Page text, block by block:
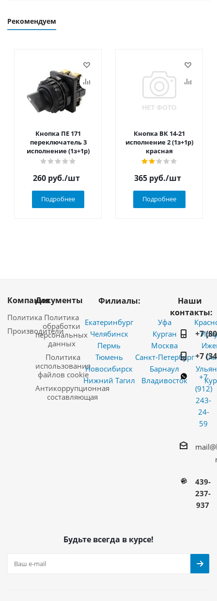
Рекомендуем
Кнопка ПЕ 171
переключатель 3
исполнение (1з+1р)
260 руб./шт
Подробнее
Кнопка ВК 14-21
исполнение 2 (1з+1р)
красная
365 руб./шт
Подробнее
Компания
Политика
Производители
Документы
Политика
обработки
персональных
данных
Политика
использования
файлов cookie
Антикоррупционная
составляющая
Филиалы:
Екатеринбург
Челябинск
Пермь
Тюмень
Новосибирск
Нижний Тагил
Уфа
Курган
Москва
Санкт-Петербург
Барнаул
Владивосток
Наши
контакты:
+7
+7
+7
(912)
243-
24-
59
439-
237-
937
Будьте всегда в курсе!